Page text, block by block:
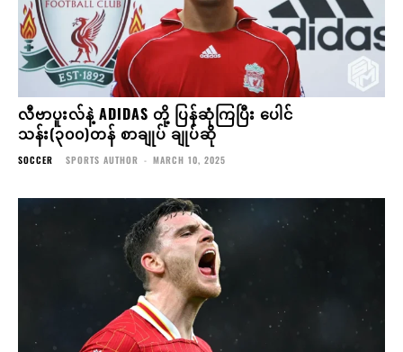
လီဗာပူးလ်နဲ့ ADIDAS တို့ ပြန်ဆုံကြပြီး ပေါင်
သန်း(၃၀၀)တန် စာချုပ် ချုပ်ဆို
SOCCER SPORTS AUTHOR - MARCH 10, 2025